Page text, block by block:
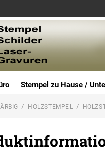
Stempel zu Hause /
HOLZSTEMPEL